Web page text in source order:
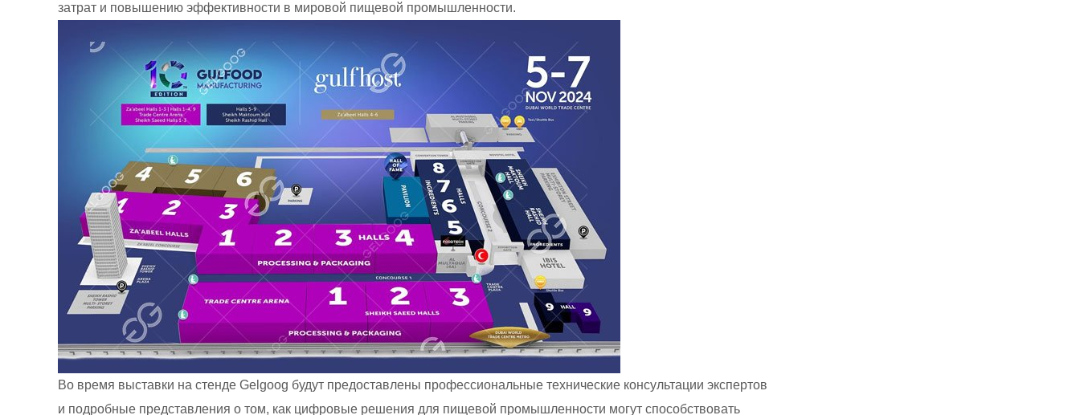
затрат и повышению эффективности в мировой пищевой промышленности.
Во время выставки на стенде Gelgoog будут предоставлены профессиональные технические консультации экспертов
и подробные представления о том, как цифровые решения для пищевой промышленности могут способствовать